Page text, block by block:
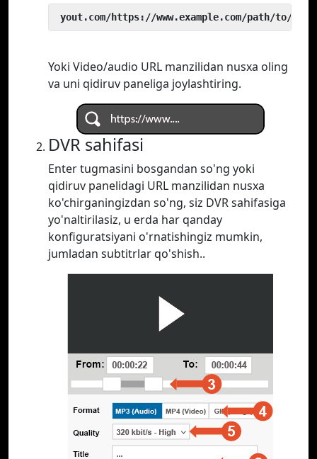
yout.com/https://www.example.com/path/to/
Yoki Video/audio URL manzilidan nusxa oling
va uni qidiruv paneliga joylashtiring.
DVR sahifasi
Enter tugmasini bosgandan so'ng yoki
qidiruv panelidagi URL manzilidan nusxa
ko'chirganingizdan so'ng, siz DVR sahifasiga
yo'naltirilasiz, u erda har qanday
konfiguratsiyani o'rnatishingiz mumkin,
jumladan subtitrlar qo'shish..